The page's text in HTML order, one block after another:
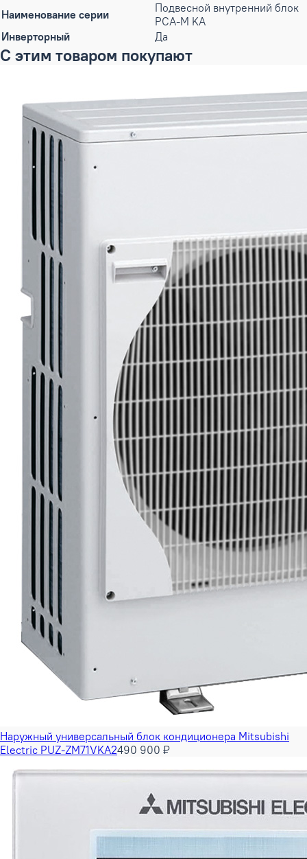
Наименование серии
Подвесной внутренний блок
PCA-M KA
Инверторный
Да
С этим товаром покупают
Наружный универсальный блок кондиционера Mitsubishi
Electric PUZ-ZM71VKA2490 900 ₽